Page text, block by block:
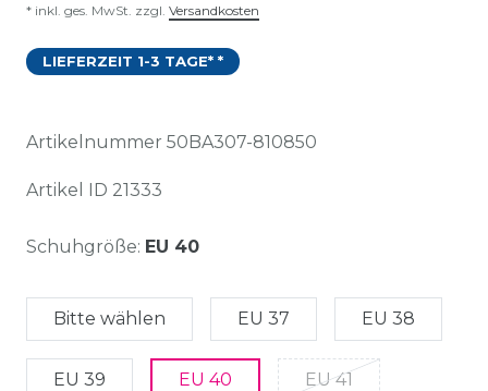
* inkl. ges. MwSt. zzgl. Versandkosten
LIEFERZEIT 1-3 TAGE* *
Artikelnummer 50BA307-810850
Artikel ID 21333
Schuhgröße: EU 40
Bitte wählen EU 37 EU 38
EU 39 EU 40 EU 41